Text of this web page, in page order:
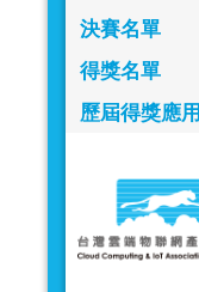
決賽名單
得獎名單
歷屆得獎應用